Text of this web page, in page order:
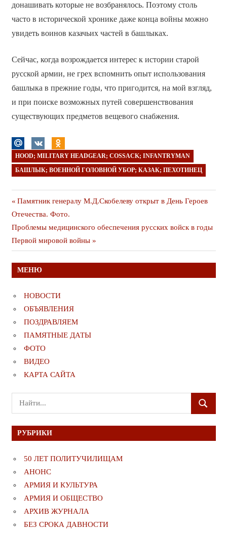
донашивать которые не возбранялось. Поэтому столь
часто в исторической хронике даже конца войны можно
увидеть воинов казачьих частей в башлыках.
Сейчас, когда возрождается интерес к истории старой
русской армии, не грех вспомнить опыт использования
башлыка в прежние годы, что пригодится, на мой взгляд,
и при поиске возможных путей совершенствования
существующих предметов вещевого снабжения.
HOOD; MILITARY HEADGEAR; COSSACK; INFANTRYMAN
БАШЛЫК; ВОЕННОЙ ГОЛОВНОЙ УБОР; КАЗАК; ПЕХОТИНЕЦ
Навигация
по
записям
Предыдущая
публикация
Памятник генералу М.Д.Скобелеву открыт в День Героев
Отечества. Фото.
Следующая
публикация
Проблемы медицинского обеспечения русских войск в годы
Первой мировой войны
МЕНЮ
НОВОСТИ
ОБЪЯВЛЕНИЯ
ПОЗДРАВЛЯЕМ
ПАМЯТНЫЕ ДАТЫ
ФОТО
ВИДЕО
КАРТА САЙТА
Поиск
для:
ПОИСК
РУБРИКИ
50 ЛЕТ ПОЛИТУЧИЛИЩАМ
АНОНС
АРМИЯ И КУЛЬТУРА
АРМИЯ И ОБЩЕСТВО
АРХИВ ЖУРНАЛА
БЕЗ СРОКА ДАВНОСТИ